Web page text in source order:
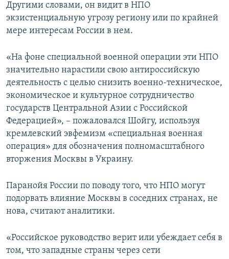
Другими словами, он видит в НПО
экзистенциальную угрозу региону или по крайней
мере интересам России в нем.
«На фоне специальной военной операции эти НПО
значительно нарастили свою антироссийскую
деятельность с целью снизить военно-техническое,
экономическое и культурное сотрудничество
государств Центральной Азии с Российской
Федерацией», – пожаловался Шойгу, используя
кремлевский эвфемизм «специальная военная
операция» для обозначения полномасштабного
вторжения Москвы в Украину.
Паранойя России по поводу того, что НПО могут
подорвать влияние Москвы в соседних странах, не
нова, считают аналитики.
«Российское руководство верит или убеждает себя в
том, что западные страны через сети